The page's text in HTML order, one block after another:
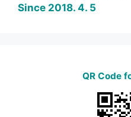
Since 2018. 4. 5
QR Code